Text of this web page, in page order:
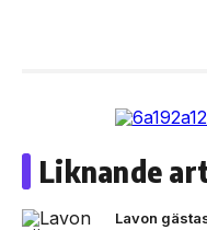
Liknande
Lavon